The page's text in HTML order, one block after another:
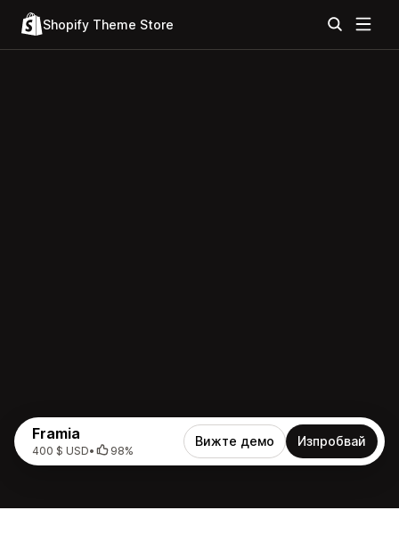
Shopify Theme Store
Framia
400 $ USD• 98%
Вижте демо Изпробвай